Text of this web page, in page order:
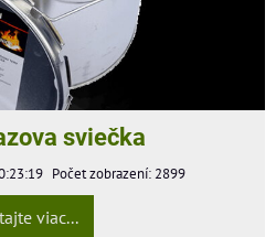
sviečka
Počet zobrazení: 2899
viac...